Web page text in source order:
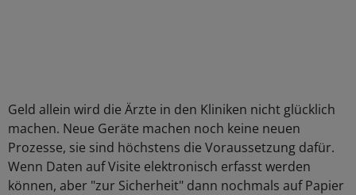
Geld allein wird die Ärzte in den Kliniken nicht glücklich
machen. Neue Geräte machen noch keine neuen
Prozesse, sie sind höchstens die Voraussetzung dafür.
Wenn Daten auf Visite elektronisch erfasst werden
können, aber "zur Sicherheit" dann nochmals auf Papier